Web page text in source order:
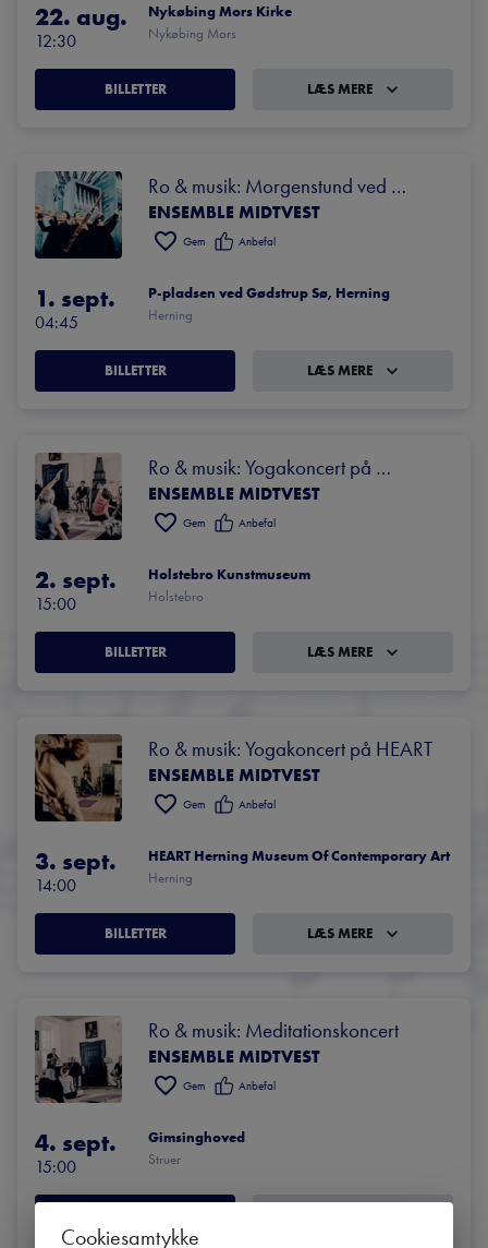
22. aug.
12:30
Nykøbing Mors Kirke
Nykøbing Mors
BILLETTER LÆS MERE
Ro & musik: Morgenstund ved
Gødstrup Sø
ENSEMBLE MIDTVEST
Gem Anbefal
1. sept.
04:45
P-pladsen ved Gødstrup Sø, Herning
Herning
BILLETTER LÆS MERE
Ro & musik: Yogakoncert på
Holstebro Kunstmuseum
ENSEMBLE MIDTVEST
Gem Anbefal
2. sept.
15:00
Holstebro Kunstmuseum
Holstebro
BILLETTER LÆS MERE
Ro & musik: Yogakoncert på HEART
ENSEMBLE MIDTVEST
Gem Anbefal
3. sept.
14:00
HEART Herning Museum Of Contemporary Art
Herning
BILLETTER LÆS MERE
Ro & musik: Meditationskoncert
ENSEMBLE MIDTVEST
Gem Anbefal
4. sept.
15:00
Gimsinghoved
Struer
Cookiesamtykke